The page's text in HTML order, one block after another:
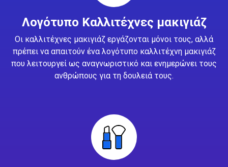
Λογότυπο Καλλιτέχνες μακιγιάζ
Οι καλλιτέχνες μακιγιάζ εργάζονται μόνοι τους, αλλά
πρέπει να απαιτούν ένα λογότυπο καλλιτέχνη μακιγιάζ
που λειτουργεί ως αναγνωριστικό και ενημερώνει τους
ανθρώπους για τη δουλειά τους.